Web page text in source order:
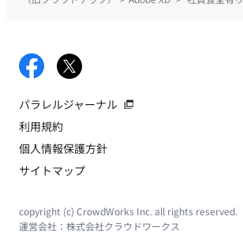
パラレルジャーナル
利用規約
個人情報保護方針
サイトマップ
copyright (c) CrowdWorks Inc. all rights reserved.
運営会社： 株式会社クラウドワークス